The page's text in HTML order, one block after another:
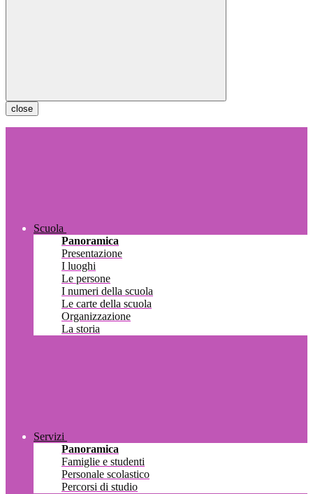
close
Scuola
Panoramica
Presentazione
I luoghi
Le persone
I numeri della scuola
Le carte della scuola
Organizzazione
La storia
Servizi
Panoramica
Famiglie e studenti
Personale scolastico
Percorsi di studio